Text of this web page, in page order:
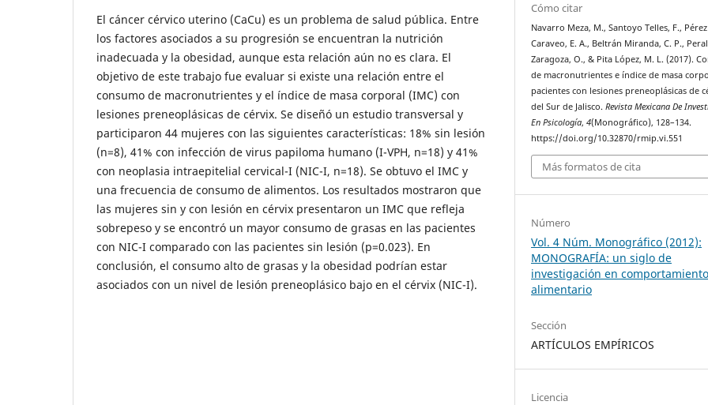
El cáncer cérvico uterino (CaCu) es un problema de salud pública. Entre
los factores asociados a su progresión se encuentran la nutrición
inadecuada y la obesidad, aunque esta relación aún no es clara. El
objetivo de este trabajo fue evaluar si existe una relación entre el
consumo de macronutrientes y el índice de masa corporal (IMC) con
lesiones preneoplásicas de cérvix. Se diseñó un estudio transversal y
participaron 44 mujeres con las siguientes características: 18% sin lesión
(n=8), 41% con infección de virus papiloma humano (I-VPH, n=18) y 41%
con neoplasia intraepitelial cervical-I (NIC-I, n=18). Se obtuvo el IMC y
una frecuencia de consumo de alimentos. Los resultados mostraron que
las mujeres sin y con lesión en cérvix presentaron un IMC que refleja
sobrepeso y se encontró un mayor consumo de grasas en las pacientes
con NIC-I comparado con las pacientes sin lesión (p=0.023). En
conclusión, el consumo alto de grasas y la obesidad podrían estar
asociados con un nivel de lesión preneoplásico bajo en el cérvix (NIC-I).
Cómo citar
Navarro Meza, M., Santoyo Telles, F., Pérez
Caraveo, E. A., Beltrán Miranda, C. P.,
Zaragoza, O., & Pita López, M. L. (2017).
de macronutrientes e índice de masa
pacientes con lesiones preneoplásicas de
del Sur de Jalisco.Revista Mexicana De
En Psicología,4(Monográfico), 128–134.
https://doi.org/10.32870/rmip.vi.551
Más formatos de cita
Número
Vol. 4 Núm. Monográfico (2012):
MONOGRAFÍA: un siglo de
investigación en comportamiento
alimentario
Sección
ARTÍCULOS EMPÍRICOS
Licencia